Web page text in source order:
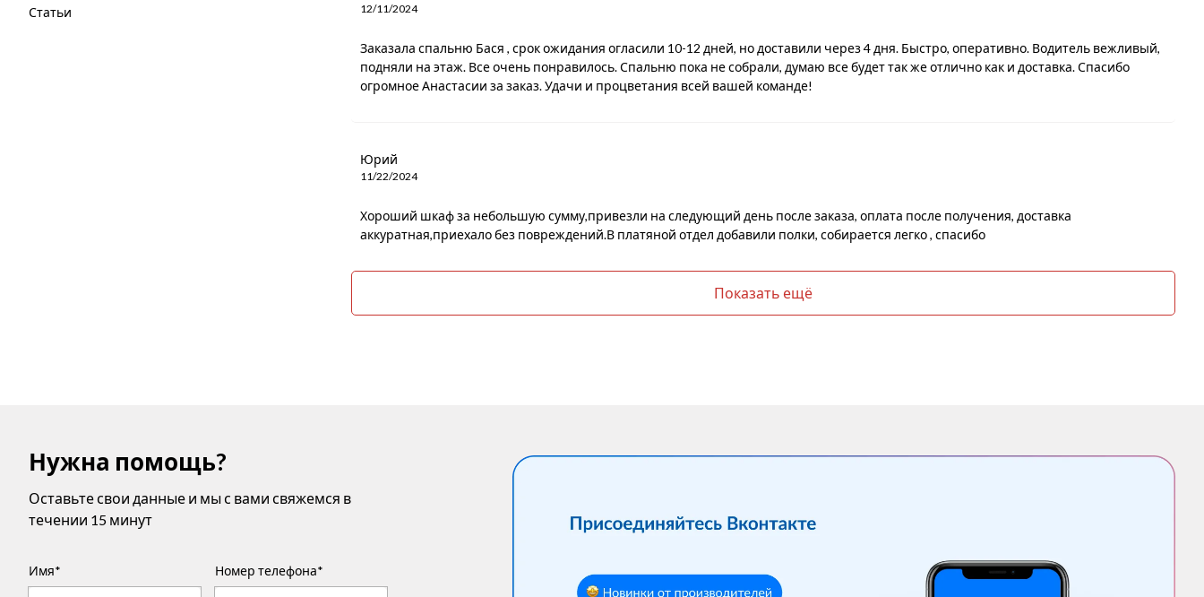
Статьи 12/11/2024
Заказала спальню Бася , срок ожидания огласили 10-12 дней, но доставили через 4 дня. Быстро, оперативно. Водитель вежливый,
подняли на этаж. Все очень понравилось. Спальню пока не собрали, думаю все будет так же отлично как и доставка. Спасибо
огромное Анастасии за заказ. Удачи и процветания всей вашей команде!
Юрий
11/22/2024
Хороший шкаф за небольшую сумму,привезли на следующий день после заказа, оплата после получения, доставка
аккуратная,приехало без повреждений.В платяной отдел добавили полки, собирается легко , спасибо
Показать ещё
Нужна помощь?
Оставьте свои данные и мы с вами свяжемся в
течении 15 минут
Имя* Номер телефона*